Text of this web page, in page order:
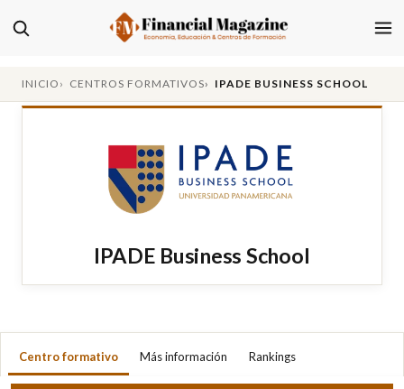
INICIO CENTROS FORMATIVOS IPADE BUSINESS SCHOOL
IPADE Business School
Centro formativo Más información Rankings